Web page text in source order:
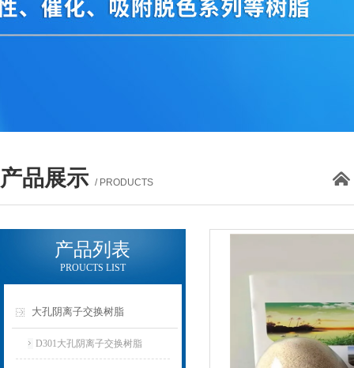
产品展示 / PRODUCTS
产品列表
PROUCTS LIST
大孔阴离子交换树脂
D301大孔阴离子交换树脂